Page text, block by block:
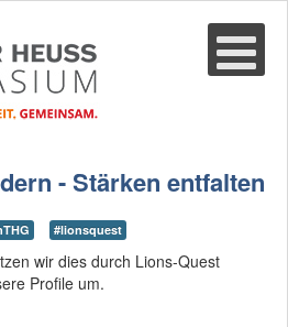
- Stärken entfalten
#lionsquest
wir dies durch Lions-Quest
Profile um.